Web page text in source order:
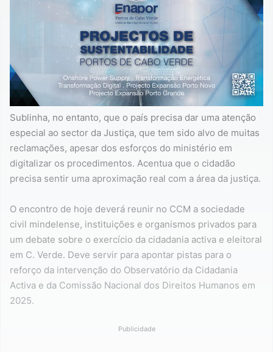
Sublinha, no entanto, que o país precisa dar uma atenção
especial ao sector da Justiça, que tem sido alvo de muitas
reclamações, apesar dos esforços do ministério em
digitalizar os procedimentos. Acentua que o cidadão
precisa sentir uma aproximação real com a área da justiça.
O encontro de hoje deverá reunir no CCM a sociedade
civil mindelense, instituições e organismos privados para
um debate sobre o exercício da cidadania activa e eleitoral
em C. Verde. Deve servir para apontar pistas para o
reforço da intervenção do Observatório da Cidadania
Activa e da Comissão Nacional dos Direitos Humanos em
2025.
Publicidade